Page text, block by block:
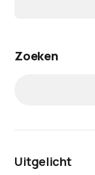
Zoeken
Uitgelicht